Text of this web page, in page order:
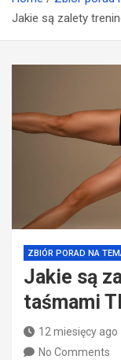
Jakie są zalety
ZBIÓR PORAD NA
Jakie są
taśmami
12 miesięcy ago
No Comments